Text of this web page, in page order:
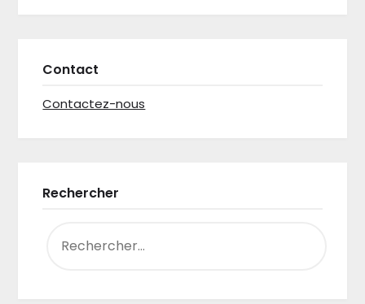
Contact
Contactez-nous
Rechercher